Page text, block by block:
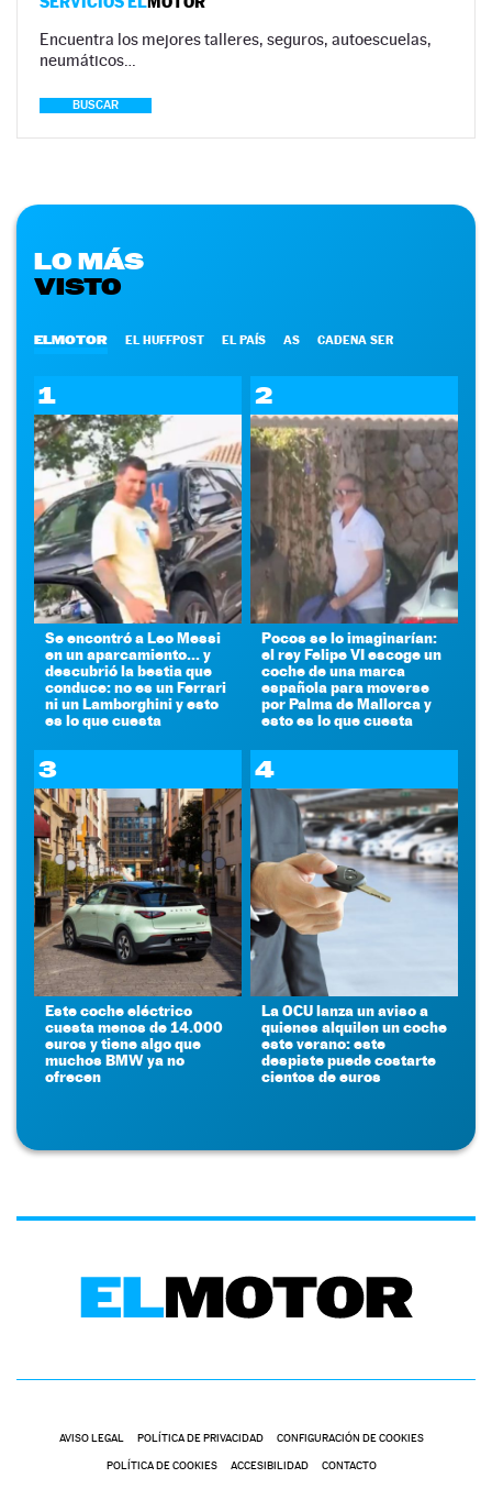
Encuentra los mejores talleres, seguros, autoescuelas,
neumáticos…
BUSCAR
LO MÁS
VISTO
ELMOTOR EL HUFFPOST EL PAÍS AS CADENA SER
1
Se encontró a Leo Messi
en un aparcamiento... y
descubrió la bestia que
conduce: no es un Ferrari
ni un Lamborghini y esto
es lo que cuesta
2
Pocos se lo imaginarían:
el rey Felipe VI escoge un
coche de una marca
española para moverse
por Palma de Mallorca y
esto es lo que cuesta
3
Este coche eléctrico
cuesta menos de 14.000
euros y tiene algo que
muchos BMW ya no
ofrecen
4
La OCU lanza un aviso a
quienes alquilen un coche
este verano: este
despiste puede costarte
cientos de euros
AVISO LEGAL POLÍTICA DE PRIVACIDAD CONFIGURACIÓN DE COOKIES
POLÍTICA DE COOKIES ACCESIBILIDAD CONTACTO